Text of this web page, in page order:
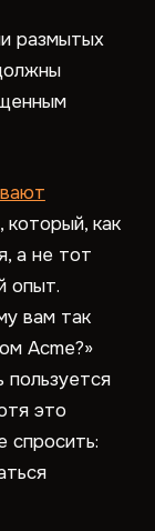
размытых
который, как
а не тот
опыт.
вам так
Acme?»
пользуется
это
спросить: